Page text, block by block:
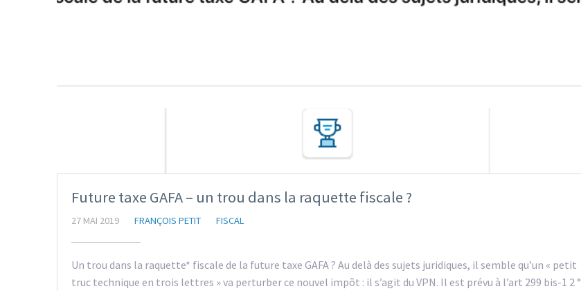
Future taxe GAFA – un trou dans la raquette fiscale ?
27 MAI 2019 FRANÇOIS PETIT FISCAL
Un trou dans la raquette* fiscale de la future taxe GAFA ? Au delà des sujets juridiques, il semble qu’un « petit
truc technique en trois lettres » va perturber ce nouvel impôt : il s’agit du VPN. Il est prévu à l’art 299 bis-1 2 °